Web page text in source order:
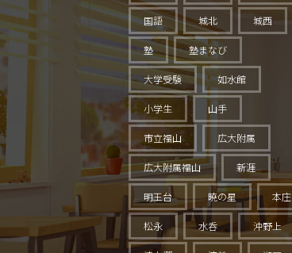
国語 城北 城西
塾 塾まなび
大学受験 如水館
小学生 山手
市立福山 広大附属
広大附属福山 新涯
明王台 暁の星 本庄
松永 水呑 沖野上